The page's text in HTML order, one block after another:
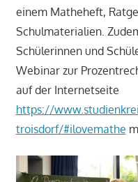
einem Matheheft,
Schulmaterialien.
Schülerinnen und
Webinar zur
auf der Internetseite
https://
troisdorf/#ilovemathe